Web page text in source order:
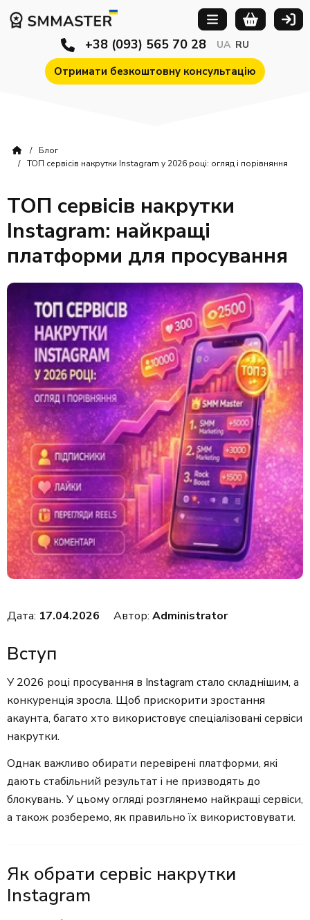
Отримати безкоштовну консультацію
+38 (093) 565 70 28 UA RU
Блог
ТОП сервісів накрутки Instagram у 2026 році: огляд і порівняння
ТОП сервісів накрутки
Instagram: найкращі
платформи для просування
Дата: 17.04.2026 Автор: Administrator
Вступ
У 2026 році просування в Instagram стало складнішим, а
конкуренція зросла. Щоб прискорити зростання
акаунта, багато хто використовує спеціалізовані сервіси
накрутки.
Однак важливо обирати перевірені платформи, які
дають стабільний результат і не призводять до
блокувань. У цьому огляді розглянемо найкращі сервіси,
а також розберемо, як правильно їх використовувати.
Як обрати сервіс накрутки
Instagram